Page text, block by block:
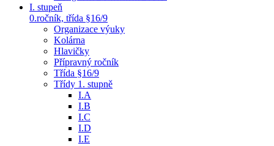
I. stupeň
0.ročník, třída §16/9
Organizace výuky
Kolárna
Hlavičky
Přípravný ročník
Třída §16/9
Třídy 1. stupně
I.A
I.B
I.C
I.D
I.E